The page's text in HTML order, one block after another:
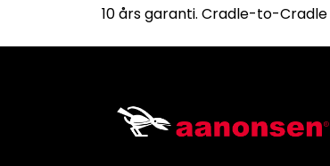
10 års garanti. Cradle-to-